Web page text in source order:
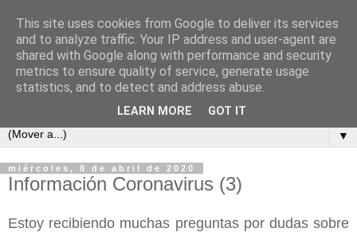
COSAS MIAS
Cuaderno de apuntes, opiniones, reflexiones y embustes de
Celso Pareja-Obregón López-Pazo y familia.
▼
miércoles, 8 de abril de 2020
Información Coronavirus (3)
Estoy recibiendo muchas preguntas por dudas sobre
This site uses cookies from Google to deliver its services
and to analyze traffic. Your IP address and user-agent are
shared with Google along with performance and security
metrics to ensure quality of service, generate usage
statistics, and to detect and address abuse.
LEARN MORE GOT IT